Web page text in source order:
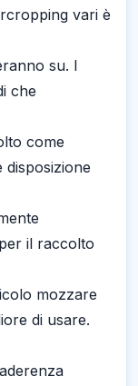
vari è
su. I
che
come
disposizione
il raccolto
mozzare
di usare.